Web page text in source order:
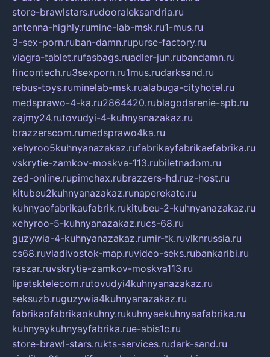
store-brawlstars.rudooraleksandria.ru
antenna-highly.rumine-lab-msk.ru1-mus.ru
3-sex-porn.ruban-damn.rupurse-factory.ru
viagra-tablet.rufasbags.ruadler-jun.rubandamn.ru
fincontech.ru3sexporn.ru1mus.rudarksand.ru
rebus-toys.ruminelab-msk.rualabuga-cityhotel.ru
medsprawo-4-ka.ru2864420.rublagodarenie-spb.ru
zajmy24.rutovudyi-4-kuhnyanazakaz.ru
brazzerscom.rumedsprawo4ka.ru
xehyroo5kuhnyanazakaz.rufabrikayfabrikaefabrika.ru
vskrytie-zamkov-moskva-113.rubiletnadom.ru
zed-online.rupimchax.rubrazzers-hd.ruz-host.ru
kitubeu2kuhnyanazakaz.runaperekate.ru
kuhnyaofabrikaufabrik.rukitubeu-2-kuhnyanazakaz.ru
xehyroo-5-kuhnyanazakaz.rucs-68.ru
guzywia-4-kuhnyanazakaz.rumir-tk.ruvlknrussia.ru
cs68.ruvladivostok-map.ruvideo-seks.rubankaribi.ru
raszar.ruvskrytie-zamkov-moskva113.ru
lipetsktelecom.rutovudyi4kuhnyanazakaz.ru
seksuzb.ruguzywia4kuhnyanazakaz.ru
fabrikaofabrikaokuhny.rukuhnyaekuhnyaafabrika.ru
kuhnyaykuhnyayfabrika.rue-abis1c.ru
store-brawl-stars.rukts-services.rudark-sand.ru